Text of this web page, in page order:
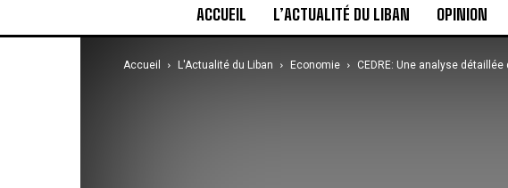
ACCUEIL L’ACTUALITÉ DU LIBAN OPINION
Accueil L'Actualité du Liban Economie CEDRE: Une analyse détaillée